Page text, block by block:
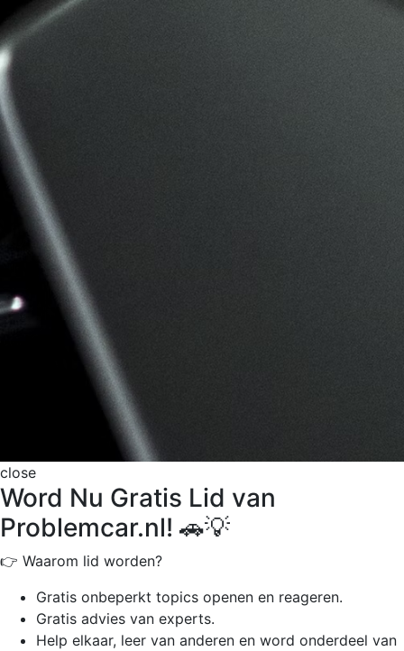
close
Word Nu Gratis Lid van
Problemcar.nl! 🚗💡
👉 Waarom lid worden?
Gratis onbeperkt topics openen en reageren.
Gratis advies van experts.
Help elkaar, leer van anderen en word onderdeel van